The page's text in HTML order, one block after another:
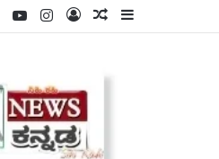
Sidebar
Random
Log
Instagram
YouTube